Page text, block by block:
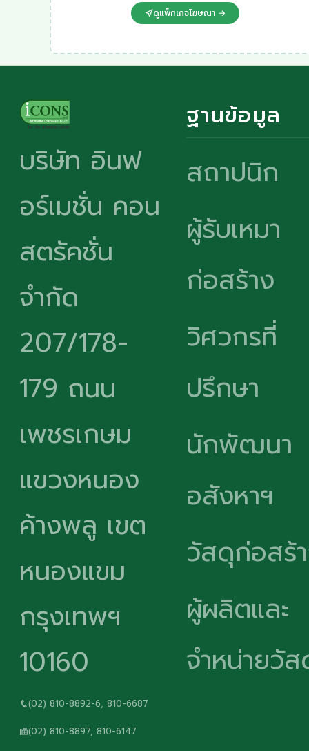
ดูแพ็กเกจโฆษณา →
บริษัท อินฟ
อร์เมชั่น คอน
สตรัคชั่น
จำกัด
207/178-
179 ถนน
เพชรเกษม
แขวงหนอง
ค้างพลู เขต
หนองแขม
กรุงเทพฯ
10160
(02) 810-8892-6, 810-6687
(02) 810-8897, 810-6147
ฐานข้อมูล
สถาปนิก
ผู้รับเหมา
ก่อสร้าง
วิศวกรที่
ปรึกษา
นักพัฒนา
อสังหาฯ
วัสดุก่อสร้
ผู้ผลิตและ
จำหน่ายวั